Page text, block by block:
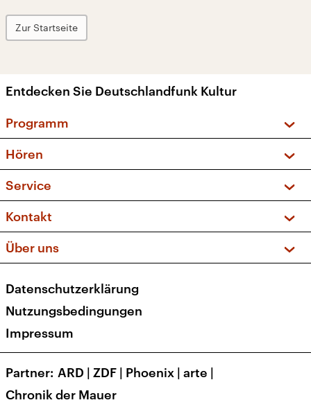
Zur Startseite
Entdecken Sie Deutschlandfunk Kultur
Programm
Sendungen und Podcasts
Musikliste
Kakadu – Das Kinderprogramm
Hören
Frequenzen (UKW + DAB+)
Service
FAQ
Apps
Newsletter
Veranstaltungen
Kontakt
Social Media
Über uns
Presse
Karriere
Transparenz
Datenschutzerklärung
Nutzungsbedingungen
Impressum
Partner ARD | ZDF | Phoenix | arte |
Chronik der Mauer